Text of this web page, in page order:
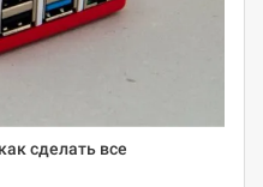
сделать все